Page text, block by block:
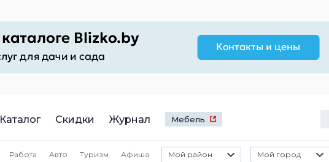
Каталог Скидки Журнал Мебель
Работа Авто Туризм Афиша Мой район Мой город